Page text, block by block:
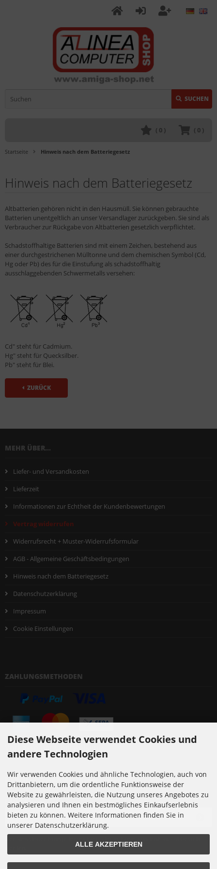
SUCHEN
( 0 )
( 0 )
Startseite Hinweis nach dem Batteriegesetz
Hinweis nach dem Batteriegesetz
Altbatterien gehören nicht in den Hausmüll. Sie können gebrauchte
Batterien unentgeltlich an unser Versandlager zurückgeben. Sie sind als
Verbraucher zur Rückgabe von Altbatterien gesetzlich verpflichtet.
Schadstoffhaltige Batterien sind mit einem Zeichen, bestehend aus
einer durchgestrichenen Mülltonne und dem chemischen Symbol (Cd,
Hg oder Pb) des für die Einstufung als schadstoffhaltig
ausschlaggebenden Schwermetalls versehen:
Cd" steht für Cadmium.
Hg" steht für Quecksilber.
Pb" steht für Blei.
ZURÜCK
MEHR ÜBER...
Liefer- und Versandkosten
Lieferzeit
Informationen zur Echtheit der Kundenbewertungen
Vertrag widerrufen
Widerrufsrecht + Muster-Widerrufsformular
AGB - Allgemeine Geschäftsbedingungen
Hinweis nach dem Batteriegesetz
Datenschutzerklärung
Impressum
Cookie Einstellungen
ZAHLUNGSMETHODEN
Vorkasse per Überweisung
NEWSLETTER-ANMELDUNG
E-Mail-Adresse:
Diese Webseite verwendet Cookies und
andere Technologien
Wir verwenden Cookies und ähnliche Technologien, auch von
Drittanbietern, um die ordentliche Funktionsweise der
Website zu gewährleisten, die Nutzung unseres Angebotes zu
analysieren und Ihnen ein bestmögliches Einkaufserlebnis
bieten zu können. Weitere Informationen finden Sie in
unserer Datenschutzerklärung.
ALLE AKZEPTIEREN